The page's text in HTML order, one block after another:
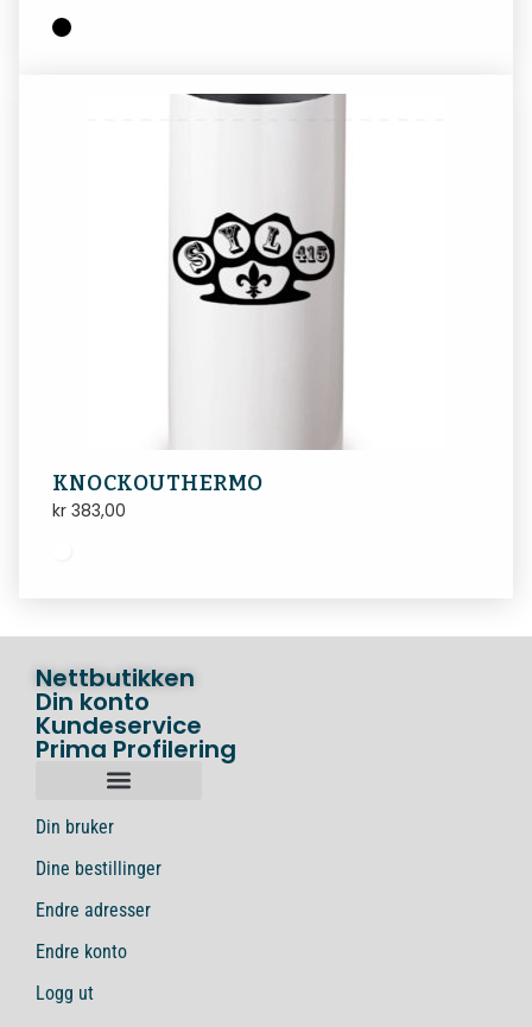
KNOCKOUTHERMO
kr 383,00
Nettbutikken
Din konto
Kundeservice
Prima Profilering
Din bruker
Dine bestillinger
Endre adresser
Endre konto
Logg ut